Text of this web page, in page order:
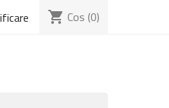
shopping_cart Cos (0)